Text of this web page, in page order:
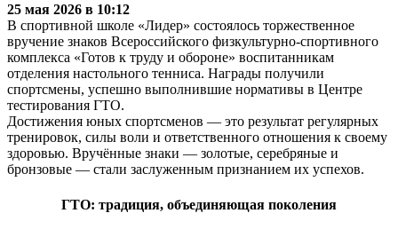
25 мая 2026 в 10:12
В спортивной школе «Лидер» состоялось торжественное
вручение знаков Всероссийского физкультурно-спортивного
комплекса «Готов к труду и обороне» воспитанникам
отделения настольного тенниса. Награды получили
спортсмены, успешно выполнившие нормативы в Центре
тестирования ГТО.
Достижения юных спортсменов — это результат регулярных
тренировок, силы воли и ответственного отношения к своему
здоровью. Вручённые знаки — золотые, серебряные и
бронзовые — стали заслуженным признанием их успехов.
ГТО: традиция, объединяющая поколения